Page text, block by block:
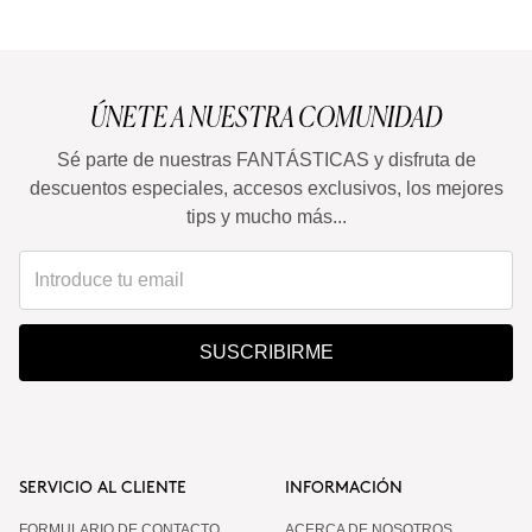
ÚNETE A NUESTRA COMUNIDAD
Sé parte de nuestras FANTÁSTICAS y disfruta de
descuentos especiales, accesos exclusivos, los mejores
tips y mucho más...
SUSCRIBIRME
SERVICIO AL CLIENTE INFORMACIÓN